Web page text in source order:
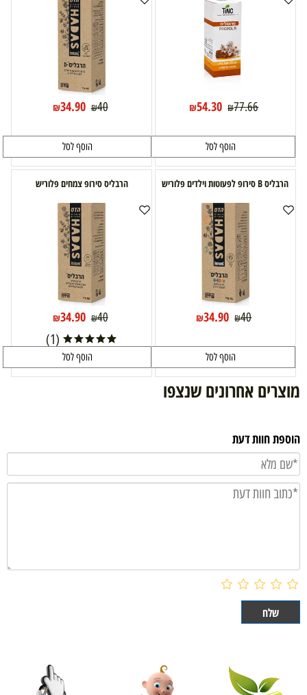
₪77.66
₪54.30
הוסף לסל
₪40
₪34.90
הוסף לסל
הרבליס B סירופ לפעוטות וילדים פלוריש
₪40
₪34.90
הוסף לסל
הרבליס סירופ צמחים פלוריש
₪40
₪34.90
(1)
הוסף לסל
מוצרים אחרונים שנצפו
הוספת חוות דעת